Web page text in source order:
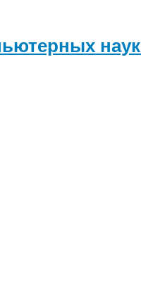
наук